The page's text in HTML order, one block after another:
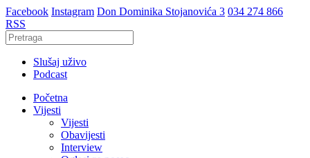
Facebook Instagram Don Dominika Stojanovića 3 034 274 866
RSS
Slušaj uživo
Podcast
Početna
Vijesti
Vijesti
Obavijesti
Interview